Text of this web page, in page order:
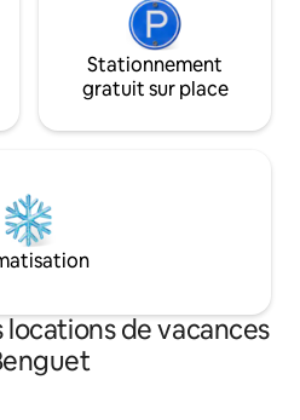
Stationnement
gratuit sur place
de vacances